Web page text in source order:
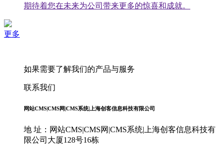
期待着您在未来为公司带来更多的惊喜和成就。
更多
如果需要了解我们的产品与服务
联系我们
网站CMS|CMS网|CMS系统|上海创客信息科技有限公司
地 址：网站CMS|CMS网|CMS系统|上海创客信息科技有
限公司大厦128号16栋